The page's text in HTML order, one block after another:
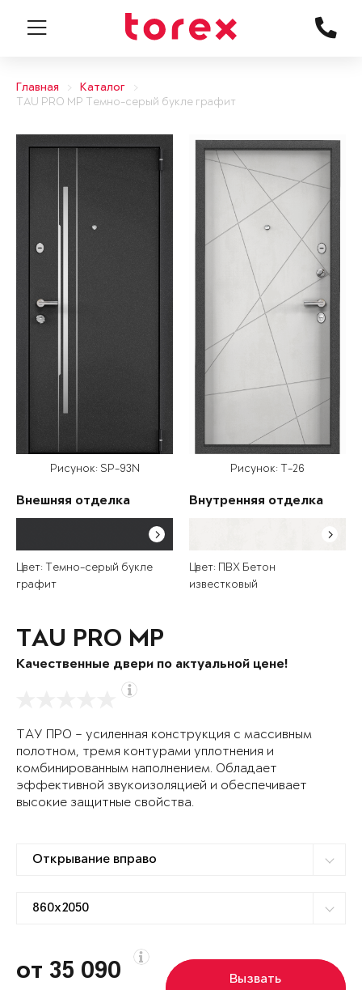
Главная
Каталог
TAU PRO MP Темно-серый букле графит
Рисунок: SP-93N
Внешняя отделка
Цвет: Темно-серый букле
графит
Рисунок: T-26
Внутренняя отделка
Цвет: ПВХ Бетон
известковый
TAU PRO MP
Качественные двери по актуальной цене!
ТАУ ПРО – усиленная конструкция с массивным
полотном, тремя контурами уплотнения и
комбинированным наполнением. Обладает
эффективной звукоизоляцией и обеспечивает
высокие защитные свойства.
от 35 090
Вызвать